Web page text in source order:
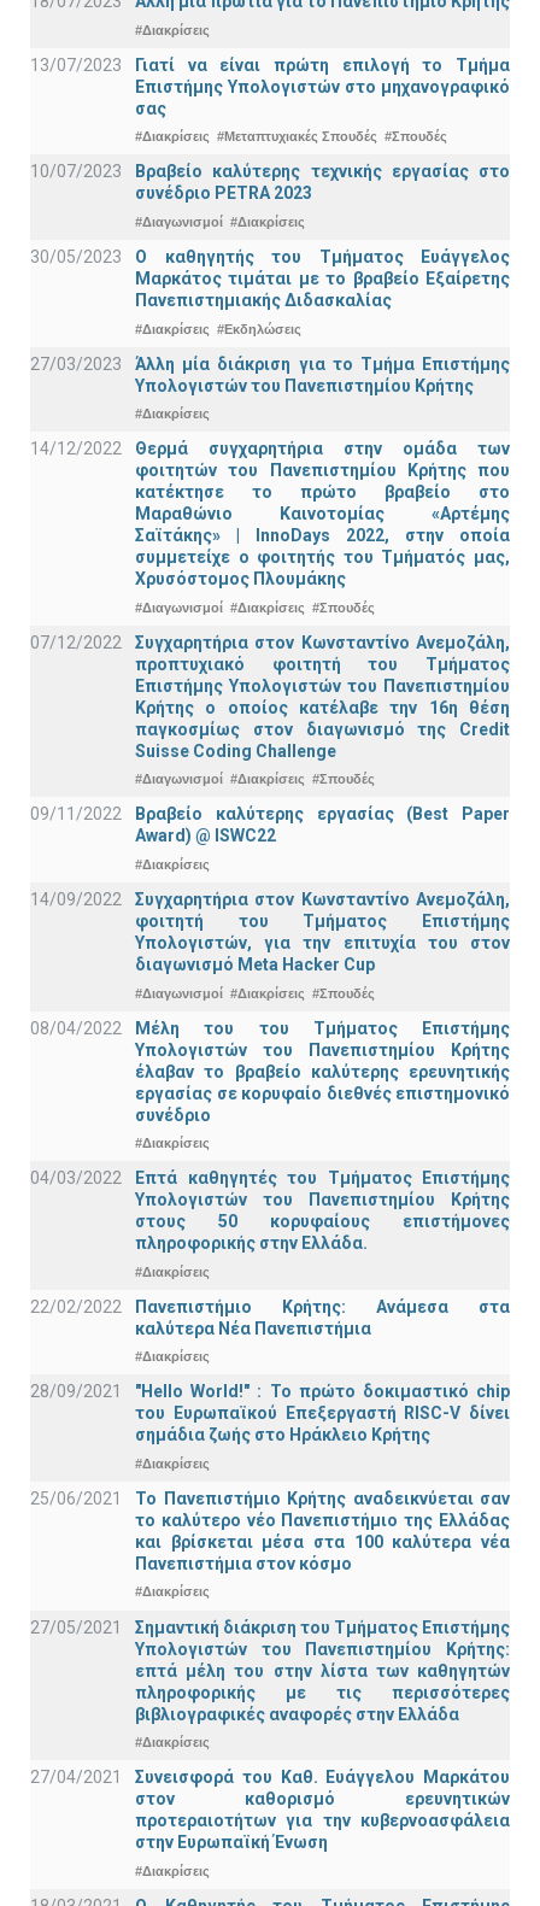
#Διακρίσεις
13/07/2023
Γιατί να είναι πρώτη επιλογή το Τμήμα
Επιστήμης Υπολογιστών στο μηχανογραφικό
σας
#Διακρίσεις #Μεταπτυχιακές Σπουδές #Σπουδές
10/07/2023
Βραβείο καλύτερης τεχνικής εργασίας στο
συνέδριο PETRA 2023
#Διαγωνισμοί #Διακρίσεις
30/05/2023
Ο καθηγητής του Τμήματος Ευάγγελος
Μαρκάτος τιμάται με το βραβείο Εξαίρετης
Πανεπιστημιακής Διδασκαλίας
#Διακρίσεις #Εκδηλώσεις
27/03/2023
Άλλη μία διάκριση για το Τμήμα Επιστήμης
Υπολογιστών του Πανεπιστημίου Κρήτης
#Διακρίσεις
14/12/2022
Θερμά συγχαρητήρια στην ομάδα των
φοιτητών του Πανεπιστημίου Κρήτης που
κατέκτησε το πρώτο βραβείο στο
Μαραθώνιο Καινοτομίας «Αρτέμης
Σαϊτάκης» | InnoDays 2022, στην οποία
συμμετείχε ο φοιτητής του Τμήματός μας,
Χρυσόστομος Πλουμάκης
#Διαγωνισμοί #Διακρίσεις #Σπουδές
07/12/2022
Συγχαρητήρια στον Κωνσταντίνο Ανεμοζάλη,
προπτυχιακό φοιτητή του Τμήματος
Επιστήμης Υπολογιστών του Πανεπιστημίου
Κρήτης ο οποίος κατέλαβε την 16η θέση
παγκοσμίως στον διαγωνισμό της Credit
Suisse Coding Challenge
#Διαγωνισμοί #Διακρίσεις #Σπουδές
09/11/2022
Βραβείο καλύτερης εργασίας (Best Paper
Award) @ ISWC22
#Διακρίσεις
14/09/2022
Συγχαρητήρια στον Κωνσταντίνο Ανεμοζάλη,
φοιτητή του Τμήματος Επιστήμης
Υπολογιστών, για την επιτυχία του στον
διαγωνισμό Meta Hacker Cup
#Διαγωνισμοί #Διακρίσεις #Σπουδές
08/04/2022
Μέλη του του Τμήματος Επιστήμης
Υπολογιστών του Πανεπιστημίου Κρήτης
έλαβαν το βραβείο καλύτερης ερευνητικής
εργασίας σε κορυφαίο διεθνές επιστημονικό
συνέδριο
#Διακρίσεις
04/03/2022
Επτά καθηγητές του Τμήματος Επιστήμης
Υπολογιστών του Πανεπιστημίου Κρήτης
στους 50 κορυφαίους επιστήμονες
πληροφορικής στην Ελλάδα.
#Διακρίσεις
22/02/2022
Πανεπιστήμιο Κρήτης: Ανάμεσα στα
καλύτερα Νέα Πανεπιστήμια
#Διακρίσεις
28/09/2021
"Hello World!" : Το πρώτο δοκιμαστικό chip
του Ευρωπαϊκού Επεξεργαστή RISC-V δίνει
σημάδια ζωής στο Ηράκλειο Κρήτης
#Διακρίσεις
25/06/2021
Το Πανεπιστήμιο Κρήτης αναδεικνύεται σαν
το καλύτερο νέο Πανεπιστήμιο της Ελλάδας
και βρίσκεται μέσα στα 100 καλύτερα νέα
Πανεπιστήμια στον κόσμο
#Διακρίσεις
27/05/2021
Σημαντική διάκριση του Τμήματος Επιστήμης
Υπολογιστών του Πανεπιστημίου Κρήτης:
επτά μέλη του στην λίστα των καθηγητών
πληροφορικής με τις περισσότερες
βιβλιογραφικές αναφορές στην Ελλάδα
#Διακρίσεις
27/04/2021
Συνεισφορά του Καθ. Ευάγγελου Μαρκάτου
στον καθορισμό ερευνητικών
προτεραιοτήτων για την κυβερνοασφάλεια
στην Ευρωπαϊκή Ένωση
#Διακρίσεις